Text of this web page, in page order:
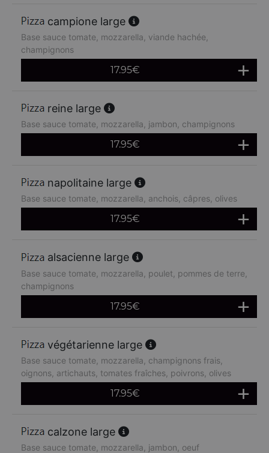
campione large
Base sauce tomate, mozzarella, viande hachée,
champignons
17.95€
reine large
Base sauce tomate, mozzarella, jambon, champignons
17.95€
napolitaine large
Base sauce tomate, mozzarella, anchois, câpres, olives
17.95€
alsacienne large
Base sauce tomate, mozzarella, poulet, pommes de terre,
champignons
17.95€
végétarienne large
Base sauce tomate, mozzarella, champignons frais,
oignons, artichauts, tomates fraîches, poivrons, olives
17.95€
calzone large
Base sauce tomate, mozzarella, jambon, oeuf